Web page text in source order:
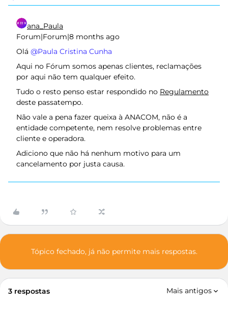
ana_Paula
Forum|Forum|8 months ago
Olá ​ @Paula Cristina Cunha
Aqui no Fórum somos apenas clientes, reclamações
por aqui não tem qualquer efeito.
Tudo o resto penso estar respondido no Regulamento
deste passatempo.
Não vale a pena fazer queixa à ANACOM, não é a
entidade competente, nem resolve problemas entre
cliente e operadora.
Adiciono que não há nenhum motivo para um
cancelamento por justa causa.
Tópico fechado, já não permite mais respostas.
3 respostas Mais antigos